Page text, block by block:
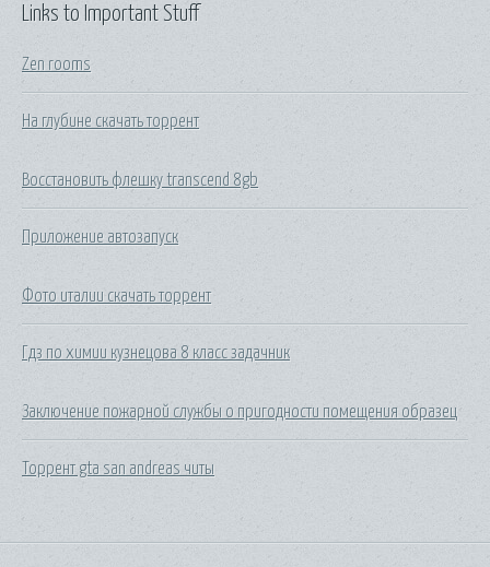
Links to Important Stuff
Zen rooms
На глубине скачать торрент
Восстановить флешку transcend 8gb
Приложение автозапуск
Фото италии скачать торрент
Гдз по химии кузнецова 8 класс задачник
Заключение пожарной службы о пригодности помещения образец
Торрент gta san andreas читы